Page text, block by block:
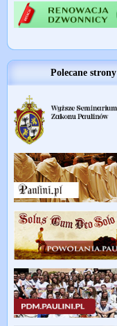
Polecane strony